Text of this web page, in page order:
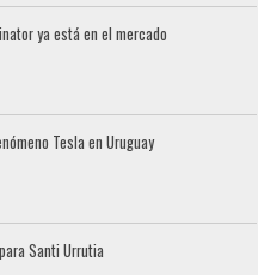
ya está en el mercado
Tesla en Uruguay
Santi Urrutia